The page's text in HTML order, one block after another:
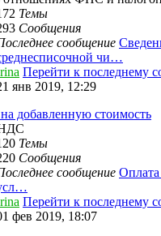
Темы
Сообщения
сообщение
чи…
Перейти к последнему
янв 2019, 12:29
добавленную стоимость
Темы
Сообщения
сообщение
Перейти к последнему
фев 2019, 18:07